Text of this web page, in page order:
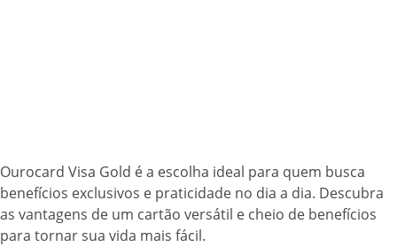
Ourocard Visa Gold é a escolha ideal para quem busca
benefícios exclusivos e praticidade no dia a dia. Descubra
as vantagens de um cartão versátil e cheio de benefícios
para tornar sua vida mais fácil.